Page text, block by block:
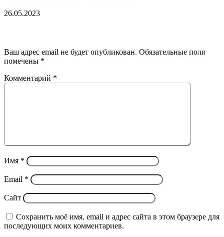
26.05.2023
Ваш адрес email не будет опубликован. Обязательные поля
помечены *
Комментарий *
Имя *
Email *
Сайт
Сохранить моё имя, email и адрес сайта в этом браузере для
последующих моих комментариев.